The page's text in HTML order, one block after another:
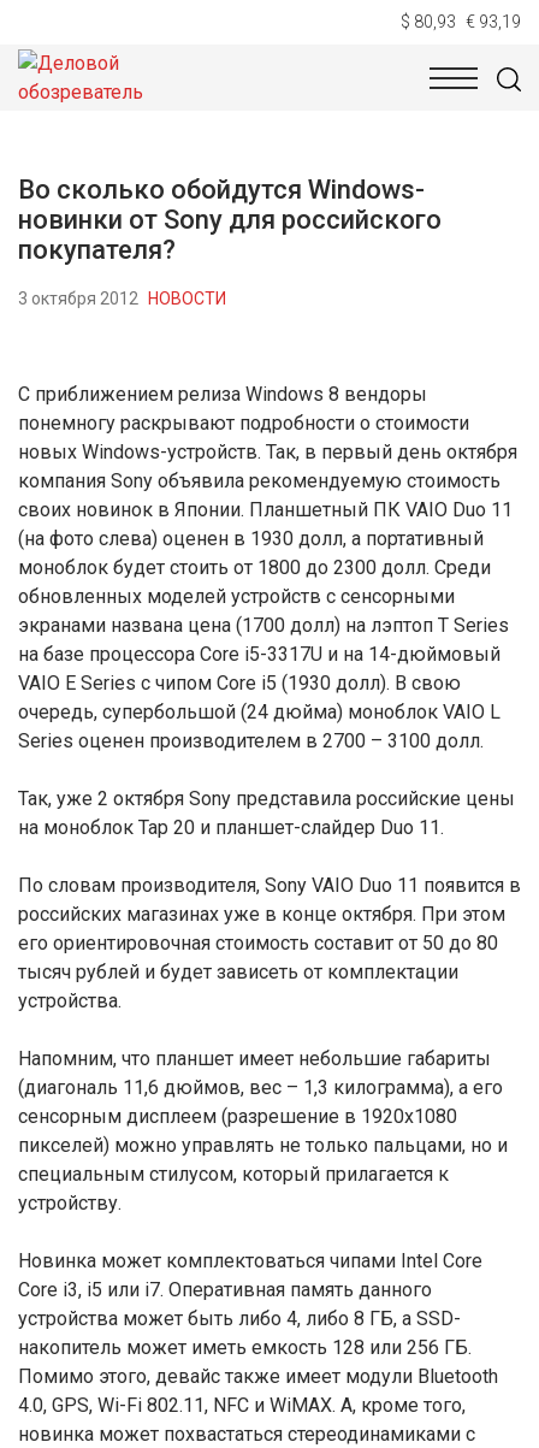
$ 80,93 € 93,19
НОВОСТИ
Во сколько обойдутся Windows-
новинки от Sony для российского
покупателя?
3 октября 2012 НОВОСТИ
С приближением релиза Windows 8 вендоры
понемногу раскрывают подробности о стоимости
новых Windows-устройств. Так, в первый день октября
компания Sony объявила рекомендуемую стоимость
своих новинок в Японии. Планшетный ПК VAIO Duo 11
(на фото слева) оценен в 1930 долл, а портативный
моноблок будет стоить от 1800 до 2300 долл. Среди
обновленных моделей устройств с сенсорными
экранами названа цена (1700 долл) на лэптоп T Series
на базе процессора Core i5-3317U и на 14-дюймовый
VAIO E Series с чипом Core i5 (1930 долл). В свою
очередь, супербольшой (24 дюйма) моноблок VAIO L
Series оценен производителем в 2700 – 3100 долл.
Так, уже 2 октября Sony представила российские цены
на моноблок Tap 20 и планшет-слайдер Duo 11.
По словам производителя, Sony VAIO Duo 11 появится в
российских магазинах уже в конце октября. При этом
его ориентировочная стоимость составит от 50 до 80
тысяч рублей и будет зависеть от комплектации
устройства.
Напомним, что планшет имеет небольшие габариты
(диагональ 11,6 дюймов, вес – 1,3 килограмма), а его
сенсорным дисплеем (разрешение в 1920х1080
пикселей) можно управлять не только пальцами, но и
специальным стилусом, который прилагается к
устройству.
Новинка может комплектоваться чипами Intel Core
Core i3, i5 или i7. Оперативная память данного
устройства может быть либо 4, либо 8 ГБ, а SSD-
накопитель может иметь емкость 128 или 256 ГБ.
Помимо этого, девайс также имеет модули Bluetooth
4.0, GPS, Wi-Fi 802.11, NFC и WiMAX. А, кроме того,
новинка может похвастаться стереодинамиками с